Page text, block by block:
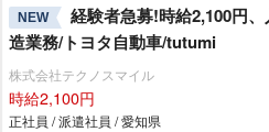
NEW
経験者急募!時給2,100円
造業務/トヨタ自動車/tutumi
株式会社テクノスマイル
時給2,100円
正社員 / 派遣社員 / 愛知県